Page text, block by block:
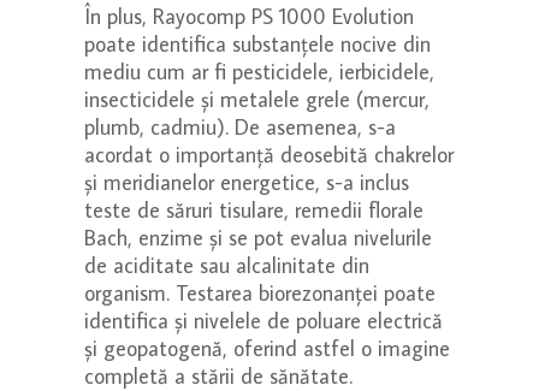
În plus, Rayocomp PS 1000 Evolution
poate identifica substanțele nocive din
mediu cum ar fi pesticidele, ierbicidele,
insecticidele și metalele grele (mercur,
plumb, cadmiu). De asemenea, s-a
acordat o importanță deosebită chakrelor
și meridianelor energetice, s-a inclus
teste de săruri tisulare, remedii florale
Bach, enzime și se pot evalua nivelurile
de aciditate sau alcalinitate din
organism. Testarea biorezonanței poate
identifica și nivelele de poluare electrică
și geopatogenă, oferind astfel o imagine
completă a stării de sănătate.